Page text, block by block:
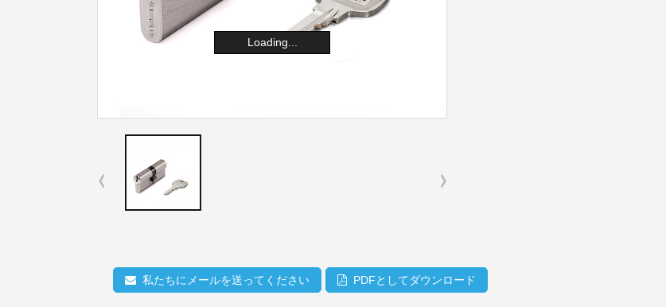
Loading...
私たちにメールを送ってください PDFとしてダウンロード